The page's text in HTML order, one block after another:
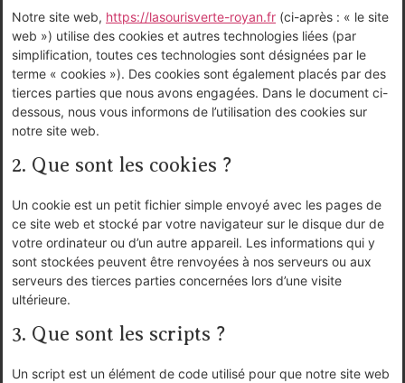
Notre site web, https://lasourisverte-royan.fr (ci-après : « le site
web ») utilise des cookies et autres technologies liées (par
simplification, toutes ces technologies sont désignées par le
terme « cookies »). Des cookies sont également placés par des
tierces parties que nous avons engagées. Dans le document ci-
dessous, nous vous informons de l’utilisation des cookies sur
notre site web.
2. Que sont les cookies ?
Un cookie est un petit fichier simple envoyé avec les pages de
ce site web et stocké par votre navigateur sur le disque dur de
votre ordinateur ou d’un autre appareil. Les informations qui y
sont stockées peuvent être renvoyées à nos serveurs ou aux
serveurs des tierces parties concernées lors d’une visite
ultérieure.
3. Que sont les scripts ?
Un script est un élément de code utilisé pour que notre site web